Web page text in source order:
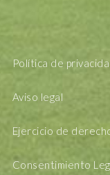
Política de
Aviso legal
Ejercicio de
Consentimiento